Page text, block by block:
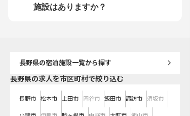
施設はありますか？
長野県の宿泊施設一覧から探す
長野県の求人を市区町村で絞り込む
長野市 松本市 上田市 岡谷市 飯田市 諏訪市 須坂市